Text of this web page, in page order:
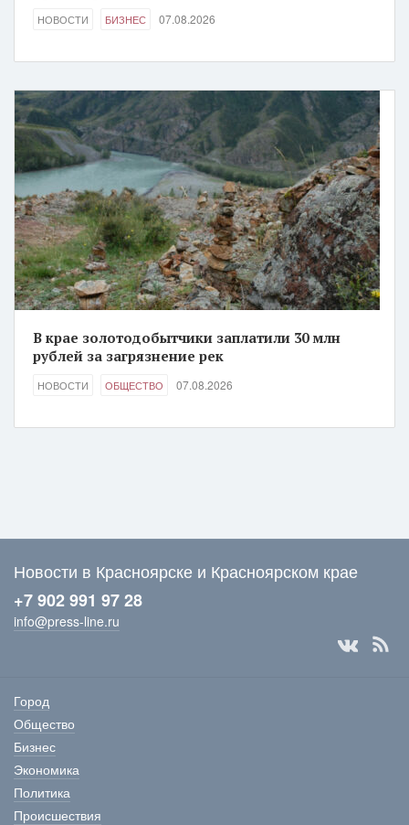
НОВОСТИ БИЗНЕС 07.08.2026
В крае золотодобытчики заплатили 30 млн
рублей за загрязнение рек
НОВОСТИ ОБЩЕСТВО 07.08.2026
Новости в Красноярске и Красноярском крае
+7 902 991 97 28
info@press-line.ru
Город
Общество
Бизнес
Экономика
Политика
Происшествия